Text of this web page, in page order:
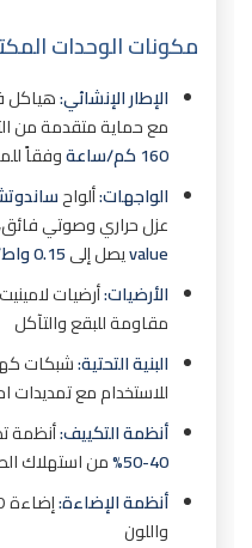
12. ما هي أفضل
13. كم تستغرق عملية تصنيع ملاحق جاهزة؟
14. هل يمكن استخدام ملاحق جاهزة على السطح؟
15. ما هي تكلفة الصيانة الدورية لملاحق جاهزة؟
خلاصة: ملاحق جاهزة
مكونات الوحدات
الإطار الإنشائي:هياكل
مع حماية متقدمة من
160 كم/ساعة
وفقاً
الواجهات:ألواح
عزل حراري وصوتي
valueيصل إلى0.15 واط/م².ك
الأرضيات:أرضيات
مقاومة للبقع والتآكل
البنية التحتية:شبكات
للاستخدام مع تمديدات
أنظمة التكييف:أنظمة
40-50%
من استهلاك
أنظمة الإضاءة:
واللون